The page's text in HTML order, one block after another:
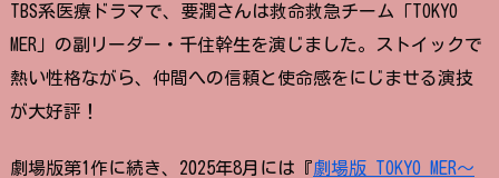
TBS系医療ドラマで、要潤さんは救命救急チーム「TOKYO
MER」の副リーダー・千住幹生を演じました。ストイックで
熱い性格ながら、仲間への信頼と使命感をにじませる演技
が大好評！
劇場版第1作に続き、2025年8月には『劇場版 TOKYO MER〜